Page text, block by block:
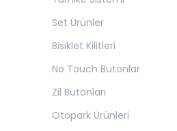
Set Ürünler
Bisiklet Kilitleri
No Touch Butonlar
Zil Butonları
Otopark Ürünleri